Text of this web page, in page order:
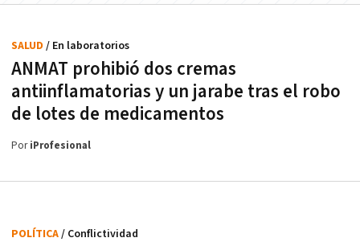
ANMAT prohibió dos cremas
antiinflamatorias y un jarabe tras el robo
de lotes de medicamentos
SALUD / En laboratorios
PoriProfesional
POLÍTICA/ Conflictividad